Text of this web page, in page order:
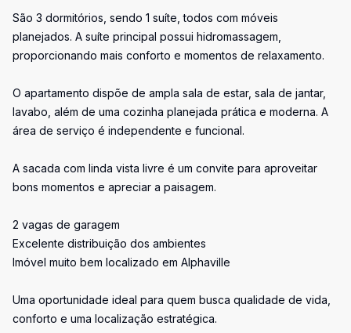
São 3 dormitórios, sendo 1 suíte, todos com móveis
planejados. A suíte principal possui hidromassagem,
proporcionando mais conforto e momentos de relaxamento.
O apartamento dispõe de ampla sala de estar, sala de jantar,
lavabo, além de uma cozinha planejada prática e moderna. A
área de serviço é independente e funcional.
A sacada com linda vista livre é um convite para aproveitar
bons momentos e apreciar a paisagem.
2 vagas de garagem
Excelente distribuição dos ambientes
Imóvel muito bem localizado em Alphaville
Uma oportunidade ideal para quem busca qualidade de vida,
conforto e uma localização estratégica.